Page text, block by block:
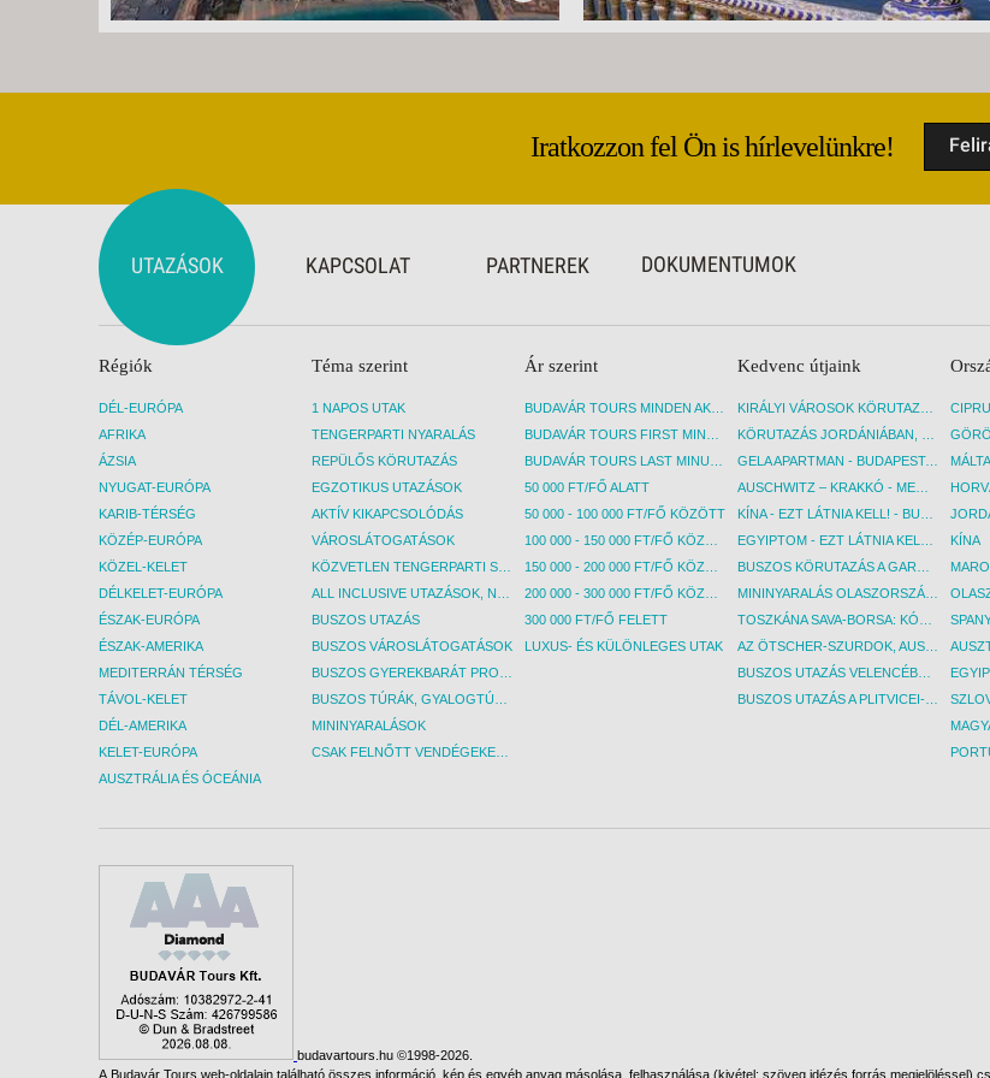
Iratkozzon fel Ön is hírlevelünkre!
UTAZÁSOK KAPCSOLAT PARTNEREK DOKUMENTUMOK
Régiók
DÉL-EURÓPA
AFRIKA
ÁZSIA
NYUGAT-EURÓPA
KARIB-TÉRSÉG
KÖZÉP-EURÓPA
KÖZEL-KELET
DÉLKELET-EURÓPA
ÉSZAK-EURÓPA
ÉSZAK-AMERIKA
MEDITERRÁN TÉRSÉG
TÁVOL-KELET
DÉL-AMERIKA
KELET-EURÓPA
AUSZTRÁLIA ÉS ÓCEÁNIA
Téma szerint
1 NAPOS UTAK
TENGERPARTI NYARALÁS
REPÜLŐS KÖRUTAZÁS
EGZOTIKUS UTAZÁSOK
AKTÍV KIKAPCSOLÓDÁS
VÁROSLÁTOGATÁSOK
BUSZOS UTAZÁS
BUSZOS VÁROSLÁTOGATÁSOK
MININYARALÁSOK
Ár szerint
50 000 FT/FŐ ALATT
50 000 - 100 000 FT/FŐ KÖZÖTT
300 000 FT/FŐ FELETT
LUXUS- ÉS KÜLÖNLEGES UTAK
Kedvenc útjaink
GELA APARTMAN - BUDAPEST, REPÜLŐ
MÁLTA
KÍNA
budavartours.hu ©1998-2026.
A Budavár Tours web-oldalain található összes információ, kép és egyéb anyag másolása, felhasználása (kivétel: szöveg idézés forrás megjelöléssel)